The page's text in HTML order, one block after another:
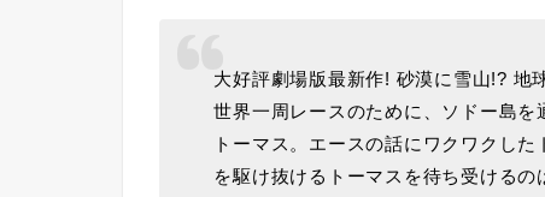
大好評劇場版最新作! 砂漠に雪山!? 地
世界一周レースのために、ソドー島
トーマス。エースの話にワクワクし
を駆け抜けるトーマスを待ち受ける